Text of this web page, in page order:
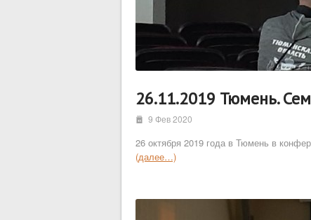
26.11.2019 Тюмень.
i 9 Фев 2020
26 октября 2019 года в Тюмень в
(далее…)